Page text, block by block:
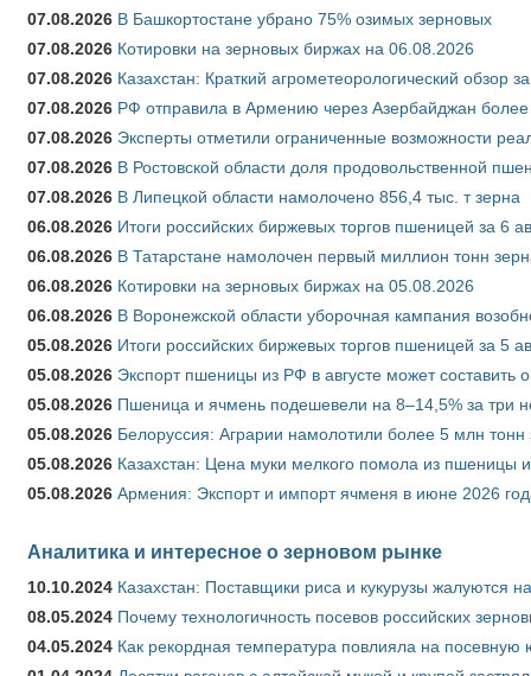
07.08.2026 В Башкортостане убрано 75% озимых зерновых
07.08.2026 Котировки на зерновых биржах на 06.08.2026
07.08.2026 Казахстан: Краткий агрометеорологический обзор
07.08.2026 РФ отправила в Армению через Азербайджан более
07.08.2026 Эксперты отметили ограниченные возможности
07.08.2026 В Ростовской области доля продовольственной
07.08.2026 В Липецкой области намолочено 856,4 тыс. т зерна
06.08.2026 Итоги российских биржевых торгов пшеницей за 6
06.08.2026 В Татарстане намолочен первый миллион тонн
06.08.2026 Котировки на зерновых биржах на 05.08.2026
06.08.2026 В Воронежской области уборочная кампания
05.08.2026 Итоги российских биржевых торгов пшеницей за 5
05.08.2026 Экспорт пшеницы из РФ в августе может составить
05.08.2026 Пшеница и ячмень подешевели на 8–14,5% за три
05.08.2026 Белоруссия: Аграрии намолотили более 5 млн тонн
05.08.2026 Казахстан: Цена муки мелкого помола из пшеницы
05.08.2026 Армения: Экспорт и импорт ячменя в июне 2026
Аналитика и интересное о зерновом рынке
10.10.2024 Казахстан: Поставщики риса и кукурузы жалуются
08.05.2024 Почему технологичность посевов российских
04.05.2024 Как рекордная температура повлияла на